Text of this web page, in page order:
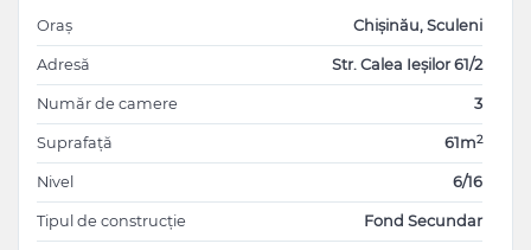
Oraș Chișinău, Sculeni
Adresă Str. Calea Ieșilor 61/2
Număr de camere 3
Suprafață 61m2
Nivel 6/16
Tipul de construcție Fond Secundar